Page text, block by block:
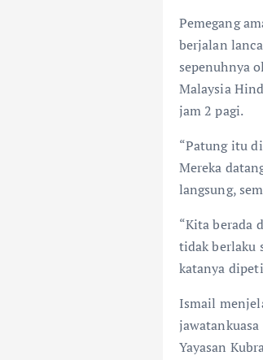
o
k
Pemegang
berjalan
sepenuhnya
Malaysia
jam 2 pagi.
“Patung itu
Mereka
langsung,
“Kita berada
tidak berlaku
katanya
Ismail
Yayasan